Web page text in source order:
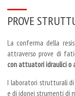
PROVE
La conferma della
attraverso prove di
con attuatori idraulici o
I laboratori strutturali
e di idonei strumenti di